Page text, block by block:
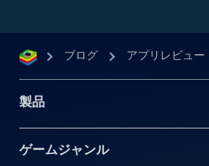
ブログ アプリレビュー
製品
ゲームジャンル